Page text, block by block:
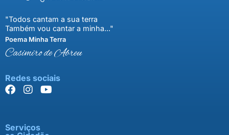
"Todos cantam a sua terra
Também vou cantar a minha..."
Poema Minha Terra
Casimiro de Abreu
Redes sociais
Serviços